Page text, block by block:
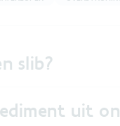
slib?
uit